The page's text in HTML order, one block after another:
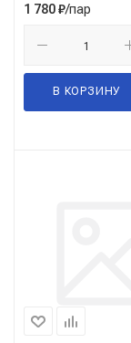
1 780₽/пар
В КОРЗИНУ